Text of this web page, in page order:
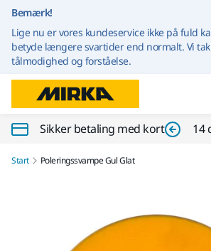
Bemærk!
Lige nu er vores kundeservice ikke på fuld
betyde længere svartider end normalt. Vi
tålmodighed og forståelse.
Sikker betaling med kort 14
Start Poleringssvampe Gul Glat